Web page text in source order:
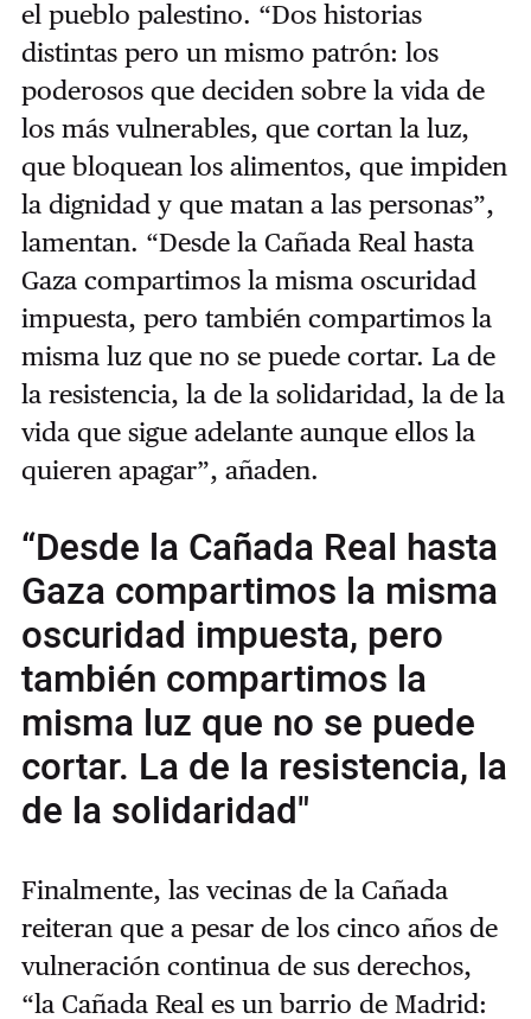
el pueblo palestino. “Dos historias
distintas pero un mismo patrón: los
poderosos que deciden sobre la vida de
los más vulnerables, que cortan la luz,
que bloquean los alimentos, que impiden
la dignidad y que matan a las personas”,
lamentan. “Desde la Cañada Real hasta
Gaza compartimos la misma oscuridad
impuesta, pero también compartimos la
misma luz que no se puede cortar. La de
la resistencia, la de la solidaridad, la de la
vida que sigue adelante aunque ellos la
quieren apagar”, añaden.
“Desde la Cañada Real hasta
Gaza compartimos la misma
oscuridad impuesta, pero
también compartimos la
misma luz que no se puede
cortar. La de la resistencia, la
de la solidaridad"
Finalmente, las vecinas de la Cañada
reiteran que a pesar de los cinco años de
vulneración continua de sus derechos,
“la Cañada Real es un barrio de Madrid: